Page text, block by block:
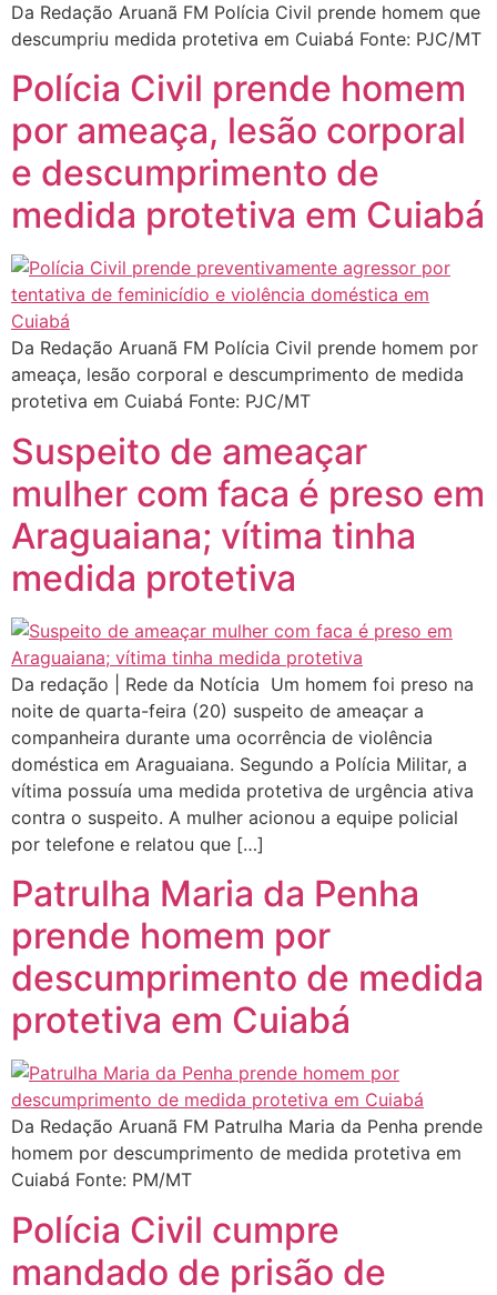
Da Redação Aruanã FM Polícia Civil prende homem que
descumpriu medida protetiva em Cuiabá Fonte: PJC/MT
Polícia Civil prende homem
por ameaça, lesão corporal
e descumprimento de
medida protetiva em Cuiabá
Da Redação Aruanã FM Polícia Civil prende homem por
ameaça, lesão corporal e descumprimento de medida
protetiva em Cuiabá Fonte: PJC/MT
Suspeito de ameaçar
mulher com faca é preso em
Araguaiana; vítima tinha
medida protetiva
Da redação | Rede da Notícia Um homem foi preso na
noite de quarta-feira (20) suspeito de ameaçar a
companheira durante uma ocorrência de violência
doméstica em Araguaiana. Segundo a Polícia Militar, a
vítima possuía uma medida protetiva de urgência ativa
contra o suspeito. A mulher acionou a equipe policial
por telefone e relatou que […]
Patrulha Maria da Penha
prende homem por
descumprimento de medida
protetiva em Cuiabá
Da Redação Aruanã FM Patrulha Maria da Penha prende
homem por descumprimento de medida protetiva em
Cuiabá Fonte: PM/MT
Polícia Civil cumpre
mandado de prisão de